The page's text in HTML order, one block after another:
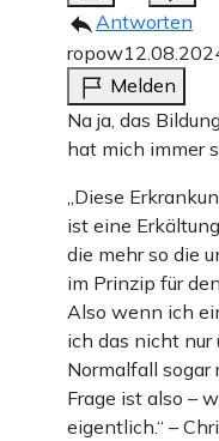
Antworten
ropow
Melden
Na ja, das
hat mich immer
„Diese
ist eine
die mehr so die
im Prinzip für
Also wenn ich
ich das nicht nur
Normalfall
Frage ist also –
eigentlich.“ –